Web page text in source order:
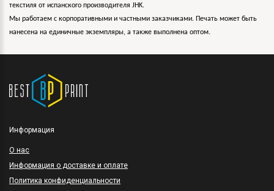
текстиля от испанского производителя JHK.
Мы работаем с корпоративными и частными заказчиками. Печать может быть
нанесена на единичные экземпляры, а также выполнена оптом.
Информация
O нас
Информация о доставке и оплате
Политика конфиденциальности